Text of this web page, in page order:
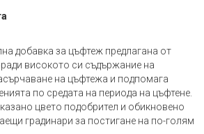
добавка за цъфтеж предлагана от
високото си съдържание на
на цъфтежа и подпомага
по средата на периода на цъфтене.
цвето подобрител и обикновено
градинари за постигане на по-голям